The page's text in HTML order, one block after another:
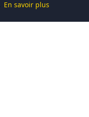
En savoir plus